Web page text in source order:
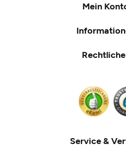
Mein
Service &